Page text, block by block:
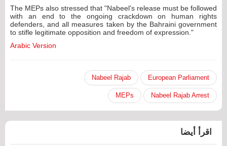
The MEPs also stressed that "Nabeel's release must be followed
with an end to the ongoing crackdown on human rights
defenders, and all measures taken by the Bahraini government
to stifle legitimate opposition and freedom of expression."
Arabic Version
European Parliament
Nabeel Rajab
Nabeel Rajab Arrest
MEPs
اقرأ أيضا